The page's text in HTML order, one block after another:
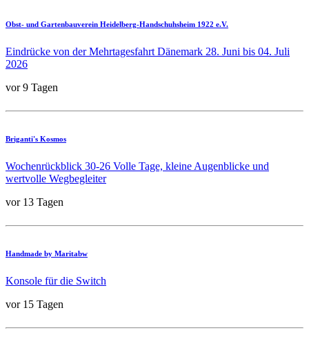
Obst- und Gartenbauverein Heidelberg-Handschuhsheim 1922 e.V.
Eindrücke von der Mehrtagesfahrt Dänemark 28. Juni bis 04. Juli
2026
vor 9 Tagen
Briganti's Kosmos
Wochenrückblick 30-26 Volle Tage, kleine Augenblicke und
wertvolle Wegbegleiter
vor 13 Tagen
Handmade by Maritabw
Konsole für die Switch
vor 15 Tagen